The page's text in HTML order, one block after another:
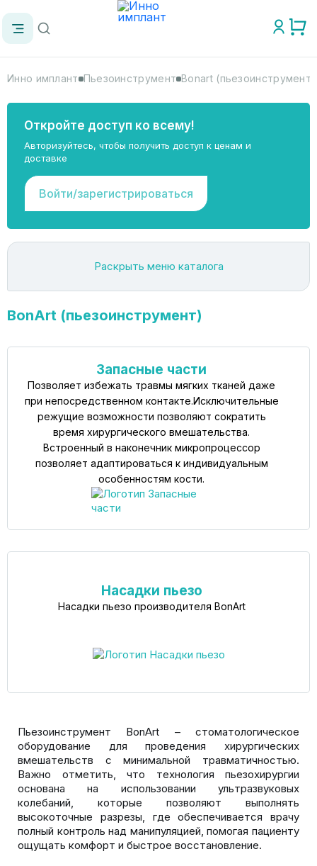
Инно имплант Пьезоинструмент Bonart (пьезоинструмент)
Откройте доступ ко всему!
Авторизуйтесь, чтобы получить доступ к ценам и
доставке
Войти/зарегистрироваться
Раскрыть меню каталога
BonArt (пьезоинструмент)
Запасные части
Позволяет избежать травмы мягких тканей даже
при непосредственном контакте.Исключительные
режущие возможности позволяют сократить
время хирургического вмешательства.
Встроенный в наконечник микропроцессор
позволяет адаптироваться к индивидуальным
особенностям кости.
Насадки пьезо
Насадки пьезо производителя BonArt
Пьезоинструмент BonArt – стоматологическое
оборудование для проведения хирургических
вмешательств с минимальной травматичностью.
Важно отметить, что технология пьезохирургии
основана на использовании ультразвуковых
колебаний, которые позволяют выполнять
высокоточные разрезы, где обеспечивается врачу
полный контроль над манипуляцией, помогая пациенту
ощущать комфорт и быстрое восстановление.